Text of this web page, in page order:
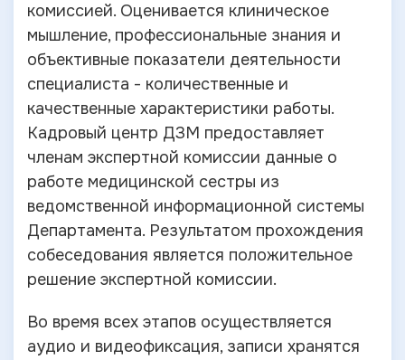
комиссией. Оценивается клиническое
мышление, профессиональные знания и
объективные показатели деятельности
специалиста - количественные и
качественные характеристики работы.
Кадровый центр ДЗМ предоставляет
членам экспертной комиссии данные о
работе медицинской сестры из
ведомственной информационной системы
Департамента. Результатом прохождения
собеседования является положительное
решение экспертной комиссии.
Во время всех этапов осуществляется
аудио и видеофиксация, записи хранятся